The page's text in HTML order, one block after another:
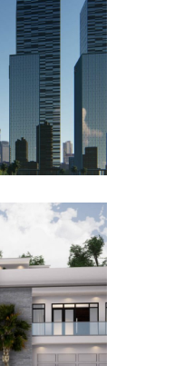
Ali di